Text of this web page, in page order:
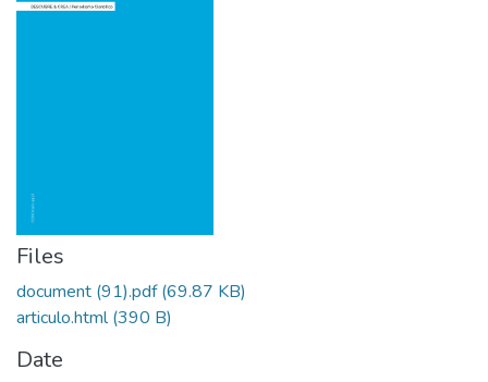
Files
document (91).pdf(69.87 KB)
articulo.html(390 B)
Date